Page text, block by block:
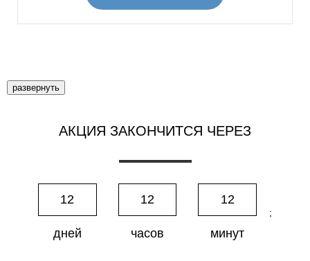
развернуть
АКЦИЯ ЗАКОНЧИТСЯ ЧЕРЕЗ
12
дней
12
часов
12
минут
;